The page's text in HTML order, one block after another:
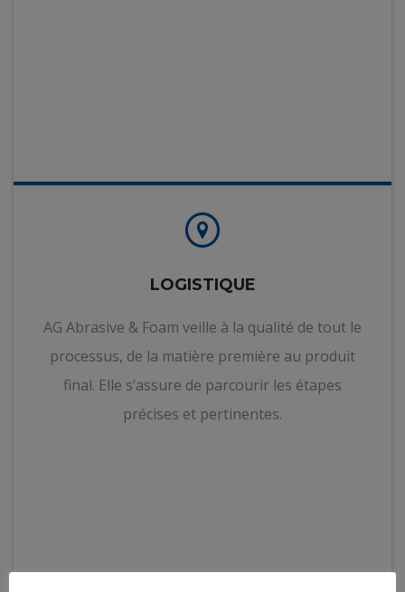
LOGISTIQUE
AG Abrasive & Foam veille à la qualité de tout le
processus, de la matière première au produit
final. Elle s’assure de parcourir les étapes
précises et pertinentes.